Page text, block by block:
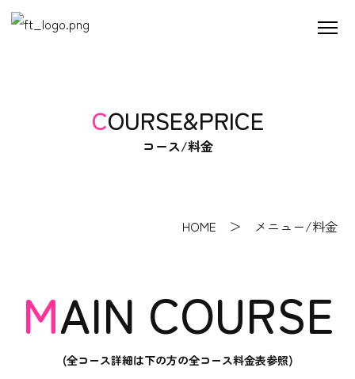
COURSE&PRICE
コース/料金
HOME ＞ メニュー/料金
MAIN COURSE
(全コース詳細は下の方の全コース料金表参照)